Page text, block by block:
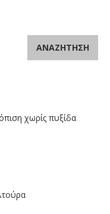
ΑΝΑΖΉΤΗΣΗ
χωρίς πυξίδα